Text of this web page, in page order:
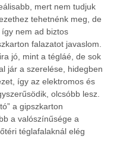
mert nem tudjuk
tehetnénk meg, de
nem ad biztos
falazatot javaslom.
jó, mint a tégláé, de sok
jár a szerelése, hidegben
így az elektromos és
olcsóbb lesz.
a gipszkarton
a valószínűsége a
téglafalaknál elég